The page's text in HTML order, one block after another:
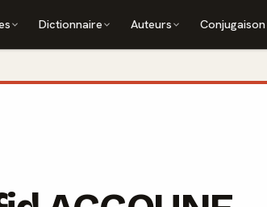
Dictionnaire Auteurs Conjugaison